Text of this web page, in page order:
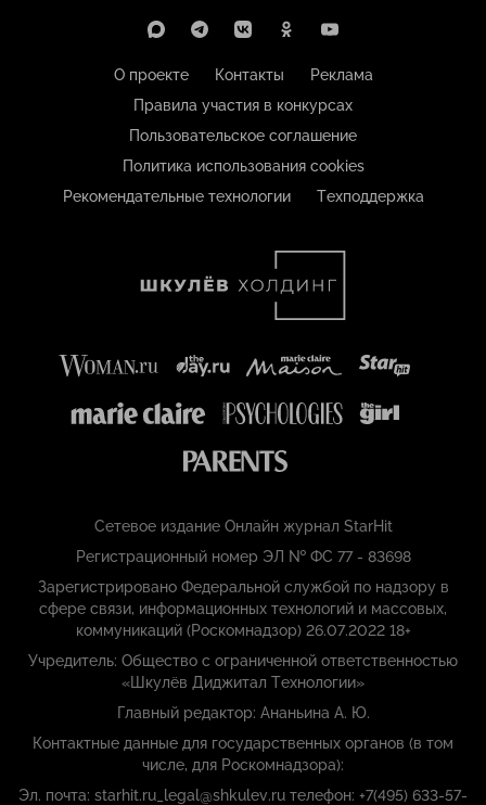
О проекте Контакты
Реклама
Правила участия в конкурсах
Пользовательское соглашение
Политика использования cookies
Рекомендательные технологии
Техподдержка
Сетевое издание Онлайн журнал StarHit
Регистрационный номер ЭЛ № ФС 77 - 83698
Зарегистрировано Федеральной службой по надзору в
сфере связи, информационных технологий и массовых,
коммуникаций (Роскомнадзор) 26.07.2022 18+
Учредитель: Общество с ограниченной ответственностью
«Шкулёв Диджитал Технологии»
Главный редактор: Ананьина А. Ю.
Контактные данные для государственных органов (в том
числе, для Роскомнадзора):
Эл. почта: starhit.ru_legal@shkulev.ru телефон: +7(495) 633-57-